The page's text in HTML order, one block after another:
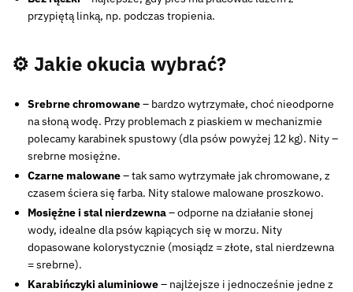
przypiętą linką, np. podczas tropienia.
⚙️ Jakie okucia wybrać?
Srebrne chromowane– bardzo wytrzymałe, choć nieodporne
na słoną wodę. Przy problemach z piaskiem w mechanizmie
polecamy karabinek spustowy (dla psów powyżej 12 kg). Nity –
srebrne mosiężne.
Czarne malowane– tak samo wytrzymałe jak chromowane, z
czasem ściera się farba. Nity stalowe malowane proszkowo.
Mosiężne i stal nierdzewna– odporne na działanie słonej
wody, idealne dla psów kąpiących się w morzu. Nity
dopasowane kolorystycznie (mosiądz = złote, stal nierdzewna
= srebrne).
Karabińczyki aluminiowe– najlżejsze i jednocześnie jedne z